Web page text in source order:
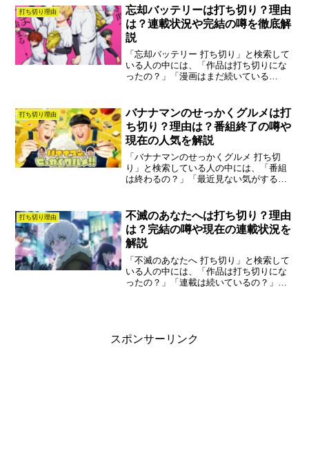
マッシュルは打ち切りではなく完結した
作品です。原作漫画は最...
打ち切り理由
忘却バッテリーは打ち切り？理由
は？連載状況や完結の噂を徹底解
説
「忘却バッテリー 打ち切り」と検索して
いる人の中には、「作品は打ち切りにな
ったの？」「漫画はまだ続いている
バッテリーは打ち切り作品ではありませ
ん。現在も人気漫画として連...
打ち切り理由
バナナマンのせっかくグルメは打
ち切り？理由は？番組終了の噂や
現在の人気を解説
「バナナマンのせっかくグルメ 打ち切
り」と検索している人の中には、「番組
は終わるの？」「最近見ない気がするけ
と、バナナマンのせっかくグルメは現在
も放送が続いており打ち切り...
打ち切り理由
不滅のあなたへは打ち切り？理由
は？完結の噂や現在の連載状況を
解説
「不滅のあなたへ 打ち切り」と検索して
いる人の中には、「作品は打ち切りにな
ったの？」「連載は続いているの？」と
スポンサーリンク